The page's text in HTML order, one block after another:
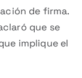
de firma.
que se
implique el